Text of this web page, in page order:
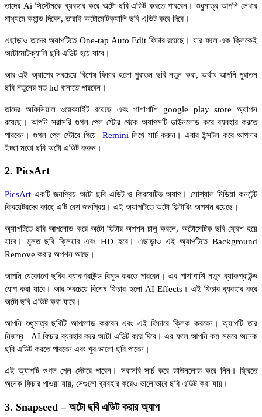
তাদের Ai সিস্টেমকে ব্যবহার করে অটো ছবি এডিট করতে পারবেন। শুধুমাত্র আপনি লেখার
মাধ্যমে কমান্ড দিবেন, তারাই অটোমেটিক্যালি ছবি এডিট করে দিবে।
এছাড়াও তাদের অ্যাপটিতে One-tap Auto Edit ফিচার রয়েছে। যার ফলে এক ক্লিকেই
অটোমেটিক্যালি ছবি এডিট হয়ে যাবে।
আর এই অ্যাপের সবচেয়ে বিশেষ ফিচার হলো পুরাতন ছবি নতুন করা, অর্থাৎ আপনি পুরাতন
ছবি নতুনের মত hd বানাতে পারবেন।
তাদের অফিসিয়াল ওয়েবসাইট রয়েছে এবং পাশাপাশি google play store অ্যাপস
রয়েছে। আপনি সরাসরি গুগল প্লে স্টোর থেকে অ্যাপসটি ডাউনলোড করে ব্যবহার করতে
পারবেন। গুগল প্লে স্টোরে গিয়ে Remini লিখে সার্চ করুন। এবার ইন্সটল করে আপনার
ইচ্ছা মতো ছবি অটো এডিট করুন।
2. PicsArt
PicsArt একটি জনপ্রিয় অটো ছবি এডিট ও ক্রিয়েটিভ অ্যাপ। সোশ্যাল মিডিয়া কনটেন্ট
ক্রিয়েটরদের কাছে এটি বেশ জনপ্রিয়। এই অ্যাপটিতে অটো ফিল্টারিং অপশন রয়েছে।
অ্যাপটিতে ছবি আপলোড করে অটো ফিল্টার অপশন চালু করলে, অটোমেটিক ছবি ফ্রেশ হয়ে
যাবে। মূলত ছবি ক্লিয়ার এবং HD হবে। এছাড়াও এই অ্যাপটিতে Background
Remove করার অপশন আছে।
আপনি যেকোনো ছবির ব্যাকগ্রাউন্ড রিমুভ করতে পারবেন। এর পাশাপাশি নতুন ব্যাকগ্রাউন্ড
যোগ করা যাবে। আর সবচেয়ে বিশেষ ফিচার হলো AI Effects। এই ফিচার ব্যবহার করে
অটো ছবি এডিট করা যাবে।
আপনি শুধুমাত্র ছবিটি আপলোড করবেন এবং এই ফিচারে ক্লিক করবেন। অ্যাপটি তার
নিজস্ব AI ফিচার ব্যবহার করে অটো এডিট করে দিবে। এর ফলে আপনি কম সময়ে অনেক
ছবি এডিট করতে পারবেন এবং খুব ভালো ছবি পাবেন।
এই অ্যাপটি গুগল প্লে স্টোরে পাবেন। সরাসরি সার্চ করে ডাউনলোড করে নিন। ফ্রিতে
অনেক ফিচার পাওয়া যায়, সেগুলো ব্যবহার করেও ভালোভাবে ছবি এডিট করা যায়।
3. Snapseed – অটো ছবি এডিট করার অ্যাপ